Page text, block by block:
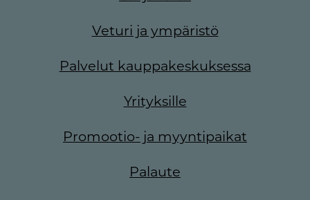
Veturi ja ympäristö
Palvelut kauppakeskuksessa
Yrityksille
Promootio- ja myyntipaikat
Palaute